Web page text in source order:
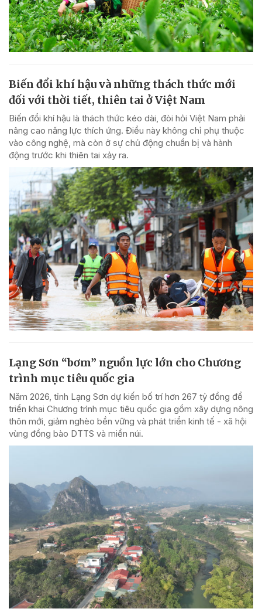
Biến đổi khí hậu và những thách thức mới
đối với thời tiết, thiên tai ở Việt Nam
Biến đổi khí hậu là thách thức kéo dài, đòi hỏi Việt Nam phải
nâng cao năng lực thích ứng. Điều này không chỉ phụ thuộc
vào công nghệ, mà còn ở sự chủ động chuẩn bị và hành
động trước khi thiên tai xảy ra.
Lạng Sơn “bơm” nguồn lực lớn cho Chương
trình mục tiêu quốc gia
Năm 2026, tỉnh Lạng Sơn dự kiến bố trí hơn 267 tỷ đồng để
triển khai Chương trình mục tiêu quốc gia gồm xây dựng nông
thôn mới, giảm nghèo bền vững và phát triển kinh tế - xã hội
vùng đồng bào DTTS và miền núi.